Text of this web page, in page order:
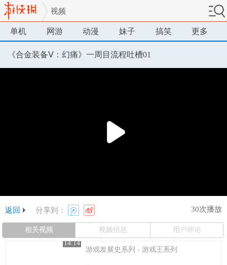
视频
单机 网游 动漫 妹子 搞笑 更多
《合金装备Ⅴ：幻痛》一周目流程吐槽01
返回 分享到： 30次播放
相关视频 视频信息
用户评论
14:14
游戏发展史系列 - 游戏王系列